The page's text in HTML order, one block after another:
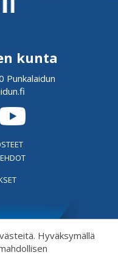
Hyväksymällä
kunta
Punkalaidun